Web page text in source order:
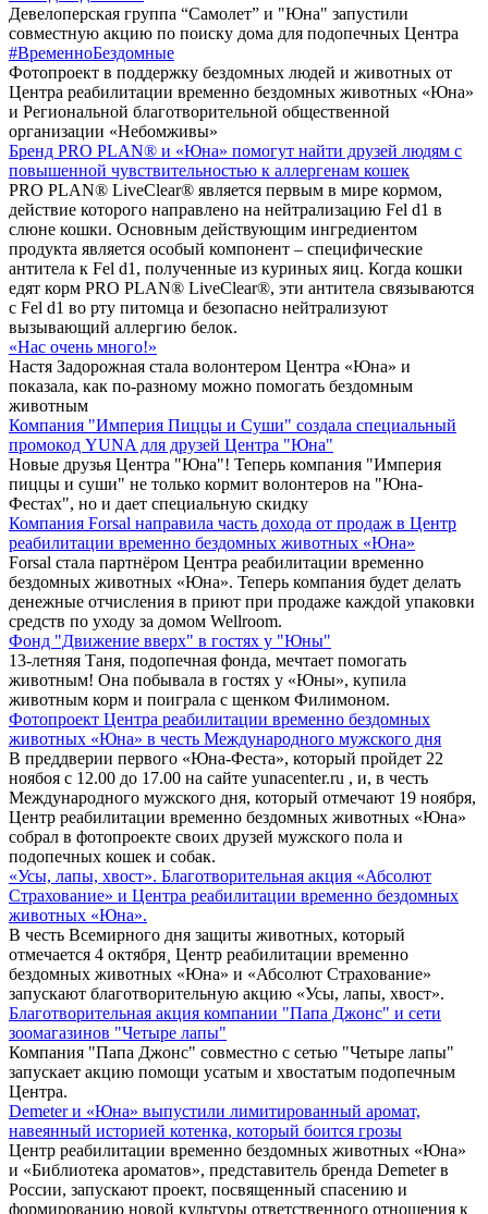
Девелоперская группа “Самолет” и "Юна" запустили
совместную акцию по поиску дома для подопечных Центра
#ВременноБездомные
Фотопроект в поддержку бездомных людей и животных от
Центра реабилитации временно бездомных животных «Юна»
и Региональной благотворительной общественной
организации «Небомживы»
Бренд PRO PLAN® и «Юна» помогут найти друзей людям с
повышенной чувствительностью к аллергенам кошек
PRO PLAN® LiveClear® является первым в мире кормом,
действие которого направлено на нейтрализацию Fel d1 в
слюне кошки. Основным действующим ингредиентом
продукта является особый компонент – специфические
антитела к Fel d1, полученные из куриных яиц. Когда кошки
едят корм PRO PLAN® LiveClear®, эти антитела связываются
с Fel d1 во рту питомца и безопасно нейтрализуют
вызывающий аллергию белок.
«Нас очень много!»
Настя Задорожная стала волонтером Центра «Юна» и
показала, как по-разному можно помогать бездомным
животным
Компания "Империя Пиццы и Суши" создала специальный
промокод YUNA для друзей Центра "Юна"
Новые друзья Центра "Юна"! Теперь компания "Империя
пиццы и суши" не только кормит волонтеров на "Юна-
Фестах", но и дает специальную скидку
Компания Forsal направила часть дохода от продаж в Центр
реабилитации временно бездомных животных «Юна»
Forsal стала партнёром Центра реабилитации временно
бездомных животных «Юна». Теперь компания будет делать
денежные отчисления в приют при продаже каждой упаковки
средств по уходу за домом Wellroom.
Фонд "Движение вверх" в гостях у "Юны"
13-летняя Таня, подопечная фонда, мечтает помогать
животным! Она побывала в гостях у «Юны», купила
животным корм и поиграла с щенком Филимоном.
Фотопроект Центра реабилитации временно бездомных
животных «Юна» в честь Международного мужского дня
В преддверии первого «Юна-Феста», который пройдет 22
ноябоя с 12.00 до 17.00 на сайте yunacenter.ru , и, в честь
Международного мужского дня, который отмечают 19 ноября,
Центр реабилитации временно бездомных животных «Юна»
собрал в фотопроекте своих друзей мужского пола и
подопечных кошек и собак.
«Усы, лапы, хвост». Благотворительная акция «Абсолют
Страхование» и Центра реабилитации временно бездомных
животных «Юна».
В честь Всемирного дня защиты животных, который
отмечается 4 октября¸ Центр реабилитации временно
бездомных животных «Юна» и «Абсолют Страхование»
запускают благотворительную акцию «Усы, лапы, хвост».
Благотворительная акция компании "Папа Джонс" и сети
зоомагазинов "Четыре лапы"
Компания "Папа Джонс" совместно с сетью "Четыре лапы"
запускает акцию помощи усатым и хвостатым подопечным
Центра.
Demeter и «Юна» выпустили лимитированный аромат,
навеянный историей котенка, который боится грозы
Центр реабилитации временно бездомных животных «Юна»
и «Библиотека ароматов», представитель бренда Demeter в
России, запускают проект, посвященный спасению и
формированию новой культуры ответственного отношения к